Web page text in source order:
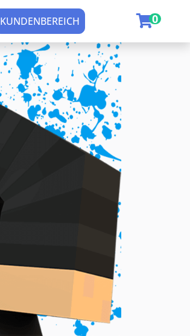
KUNDENBEREICH 0